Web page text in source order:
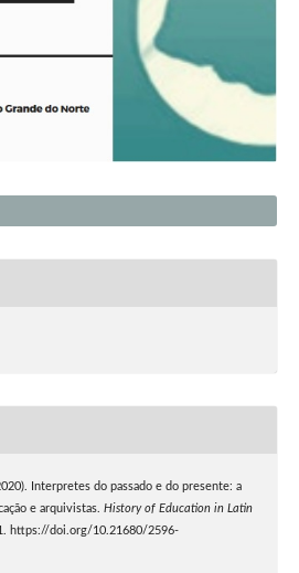
Interpretes do passado e do presente: a
e arquivistas. History of Education in Latin
https://doi.org/10.21680/2596-